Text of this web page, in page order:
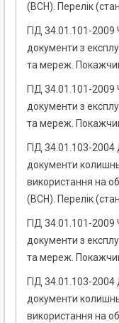
(ВСН). Перелік
ГІД 34.01.101-2009
документи з
та мереж.
ГІД 34.01.101-2009
документи з
та мереж.
ГІД 34.01.103-2004
документи
використання на
(ВСН). Перелік
ГІД 34.01.101-2009
документи з
та мереж.
ГІД 34.01.103-2004
документи
використання на